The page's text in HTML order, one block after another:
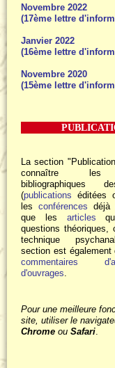
Novembre 2022
(17ème lettre
Janvier 2022
(16ème lettre
Novembre 2020
(15ème lettre
La section
connaître les
bibliographiques
(publications éditées
les conférences déjà
que les articles
questions théoriques,
technique
section est également
commentaires
d'ouvrages
Pour une meilleure
site, utiliser le
Chrome ou Safari